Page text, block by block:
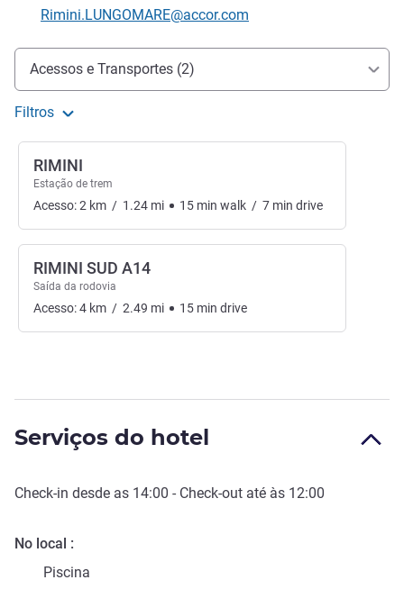
E-mail de contacto
Rimini.LUNGOMARE@accor.com
Acesso e transporte
Acessos e Transportes (2)
Filtros
RIMINI
Estação de trem
Acesso:2 km / 1.24 mi 15 min walk / 7 min drive
RIMINI SUD A14
Saída da rodovia
Acesso:4 km / 2.49 mi 15 min drive
Serviços do hotel
Check-in desde as 14:00 - Check-out até às 12:00
No local
Piscina